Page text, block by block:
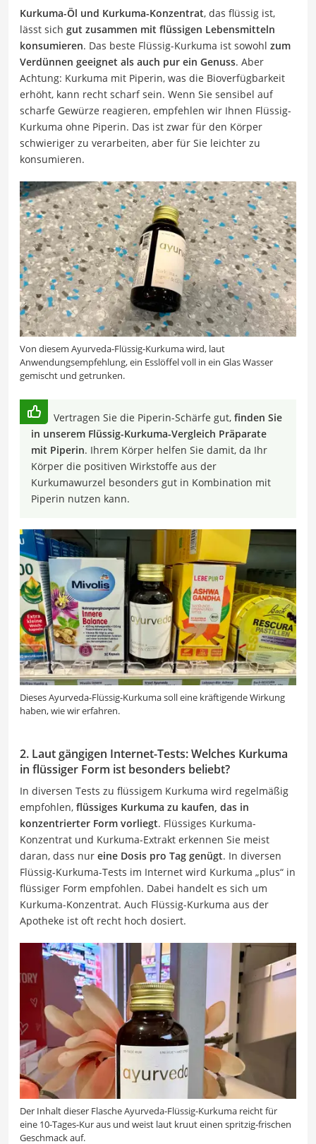
Kurkuma-Öl und Kurkuma-Konzentrat, das flüssig ist,
lässt sich gut zusammen mit flüssigen Lebensmitteln
konsumieren. Das beste Flüssig-Kurkuma ist sowohl zum
Verdünnen geeignet als auch pur ein Genuss. Aber
Achtung: Kurkuma mit Piperin, was die Bioverfügbarkeit
erhöht, kann recht scharf sein. Wenn Sie sensibel auf
scharfe Gewürze reagieren, empfehlen wir Ihnen Flüssig-
Kurkuma ohne Piperin. Das ist zwar für den Körper
schwieriger zu verarbeiten, aber für Sie leichter zu
konsumieren.
Von diesem Ayurveda-Flüssig-Kurkuma wird, laut
Anwendungsempfehlung, ein Esslöffel voll in ein Glas Wasser
gemischt und getrunken.
Vertragen Sie die Piperin-Schärfe gut, finden Sie
in unserem Flüssig-Kurkuma-Vergleich Präparate
mit Piperin. Ihrem Körper helfen Sie damit, da Ihr
Körper die positiven Wirkstoffe aus der
Kurkumawurzel besonders gut in Kombination mit
Piperin nutzen kann.
Dieses Ayurveda-Flüssig-Kurkuma soll eine kräftigende Wirkung
haben, wie wir erfahren.
2. Laut gängigen Internet-Tests: Welches Kurkuma
in flüssiger Form ist besonders beliebt?
In diversen Tests zu flüssigem Kurkuma wird regelmäßig
empfohlen, flüssiges Kurkuma zu kaufen, das in
konzentrierter Form vorliegt. Flüssiges Kurkuma-
Konzentrat und Kurkuma-Extrakt erkennen Sie meist
daran, dass nur eine Dosis pro Tag genügt. In diversen
Flüssig-Kurkuma-Tests im Internet wird Kurkuma „plus“ in
flüssiger Form empfohlen. Dabei handelt es sich um
Kurkuma-Konzentrat. Auch Flüssig-Kurkuma aus der
Apotheke ist oft recht hoch dosiert.
Der Inhalt dieser Flasche Ayurveda-Flüssig-Kurkuma reicht für
eine 10-Tages-Kur aus und weist laut kruut einen spritzig-frischen
Geschmack auf.